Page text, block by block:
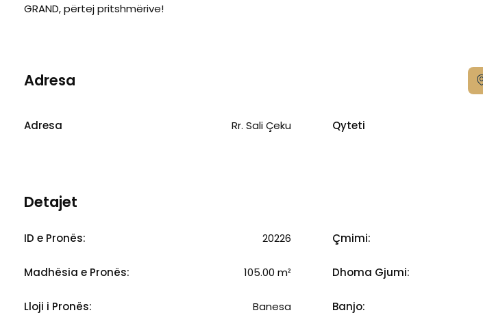
GRAND, përtej pritshmërive!
Adresa
Adresa Rr. Sali Çeku Qyteti
Detajet
ID e Pronës: 20226 Çmimi:
Madhësia e Pronës: 105.00 m² Dhoma Gjumi:
Lloji i Pronës: Banesa Banjo: